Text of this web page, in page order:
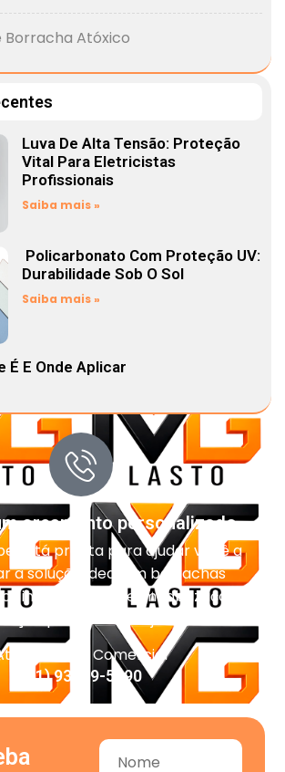
Borracha Atóxico
Luva De Alta Tensão: Proteção
Vital Para Eletricistas
Profissionais
Saiba mais »
Policarbonato Com Proteção UV:
Durabilidade Sob O Sol
Saiba mais »
É E Onde Aplicar
orçamento personalizado
está pronta para ajudar você a
a solução ideal em borrachas
industriais, impermeabilização e
para o seu projeto.
Comercial
(11) 93959-5090